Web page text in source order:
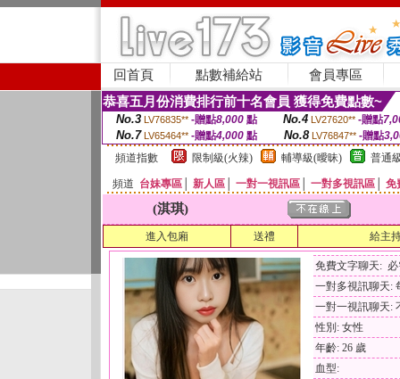
回首頁 點數補給站 會員專區
恭喜五月份消費排行前十名會員 獲得免費點數~
No.3 LV76835** -贈點8,000點 No.4 LV27620** -贈點
No.7 LV65464** -贈點4,000 點 No.8 LV76847** -贈點
頻道指數
限制級(火辣) 輔導級(曖昧) 普通
頻道 台妹專區 新人區 一對一視訊區 一對多視訊區 免
(淇琪)
進入包廂 送禮 給主
免費文字聊天:
一對多視訊聊天:
一對一視訊聊天:
性別: 女性
年齡: 26 歲
血型: